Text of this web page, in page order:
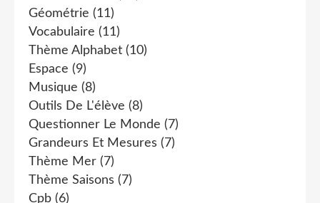
Géométrie (11)
Vocabulaire (11)
Thème Alphabet (10)
Espace (9)
Musique (8)
Outils De L'élève (8)
Questionner Le Monde (7)
Grandeurs Et Mesures (7)
Thème Mer (7)
Thème Saisons (7)
Cpb (6)